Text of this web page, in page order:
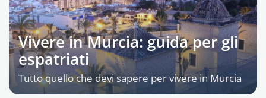
Vivere in Murcia: guida per gli
espatriati
Tutto quello che devi sapere per vivere in Murcia